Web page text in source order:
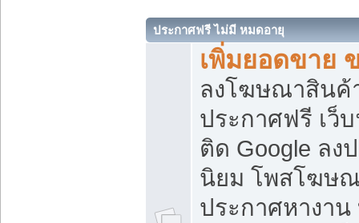
ประกาศฟรี ไม่มี หมดอายุ
เพิ่มยอดขาย
ลงโฆษณาสิน
ประกาศฟรี เว็
ติด Google ลง
นิยม โพสโฆษ
ประกาศหางาน